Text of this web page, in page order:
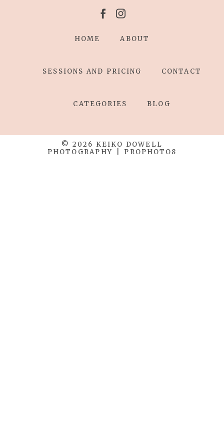
HOME ABOUT
SESSIONS AND PRICING CONTACT
CATEGORIES BLOG
© 2026 KEIKO DOWELL
PHOTOGRAPHY
PROPHOTO8